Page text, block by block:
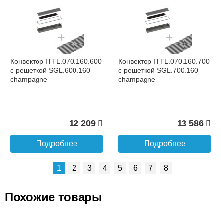
Доставка сантехники по Москве и Московской области
Наличный расчёт
Банковской картой на сайте в режиме реального
времени
Банковской картой при получении товара как при
доставке, так и самовывозом
Интернет-деньгами (Yandex-деньги, Web-money,
Qiwi-кошельки и другие).
Безналичный расчёт (возможно и с НДС)
Конвектор ITTL.070.160.600
с решеткой SGL.600.160
champagne
12 209
Подробнее
Конвектор ITTL.070.160.700
с решеткой SGL.700.160
champagne
13 586
Подробнее
1 2 3 4 5 6 7 8
Похожие товары